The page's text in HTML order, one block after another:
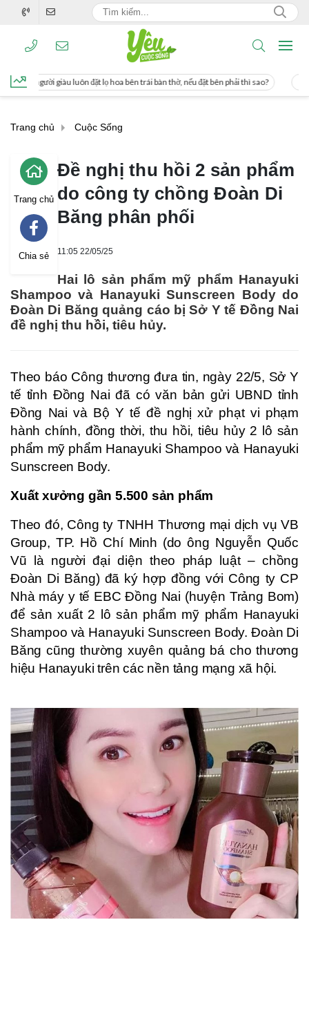
lọ hoa bên trái bàn thờ, nếu đặt bên phải thì sao? Cách uống nước mía giúp
Trang chủ Cuộc Sống
Trang chủ
Chia sẻ
Đề nghị thu hồi 2 sản phẩm
do công ty chồng Đoàn Di
Băng phân phối
11:05 22/05/25
Hai lô sản phẩm mỹ phẩm Hanayuki
Shampoo và Hanayuki Sunscreen Body do
Đoàn Di Băng quảng cáo bị Sở Y tế Đồng Nai
đề nghị thu hồi, tiêu hủy.
Theo báo Công thương đưa tin, ngày 22/5, Sở Y
tế tỉnh Đồng Nai đã có văn bản gửi UBND tỉnh
Đồng Nai và Bộ Y tế đề nghị xử phạt vi phạm
hành chính, đồng thời, thu hồi, tiêu hủy 2 lô sản
phẩm mỹ phẩm Hanayuki Shampoo và Hanayuki
Sunscreen Body.
Xuất xưởng gần 5.500 sản phẩm
Theo đó, Công ty TNHH Thương mại dịch vụ VB
Group, TP. Hồ Chí Minh (do ông Nguyễn Quốc
Vũ là người đại diện theo pháp luật – chồng
Đoàn Di Băng) đã ký hợp đồng với Công ty CP
Nhà máy y tế EBC Đồng Nai (huyện Trảng Bom)
để sản xuất 2 lô sản phẩm mỹ phẩm Hanayuki
Shampoo và Hanayuki Sunscreen Body. Đoàn Di
Băng cũng thường xuyên quảng bá cho thương
hiệu Hanayuki trên các nền tảng mạng xã hội.